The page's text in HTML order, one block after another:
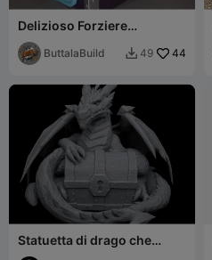
Delizioso Forziere
dell'Unicorno (No CFS)
ButtalaBuild  49 44
Statuetta di drago che
custodisce un forziere del